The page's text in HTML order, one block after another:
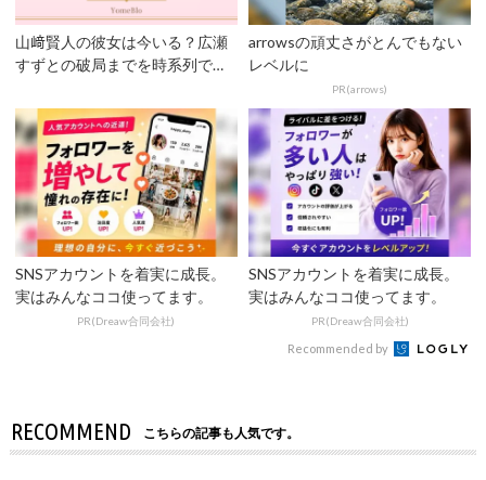
山﨑賢人の彼女は今いる？広瀬
すずとの破局までを時系列で整
arrowsの頑丈さがとんでもない
レベルに
PR(arrows)
SNSアカウントを着実に成長。
実はみんなココ使ってます。
PR(Dreaw合同会社)
SNSアカウントを着実に成長。
実はみんなココ使ってます。
PR(Dreaw合同会社)
Recommended by
RECOMMEND こちらの記事も人気です。